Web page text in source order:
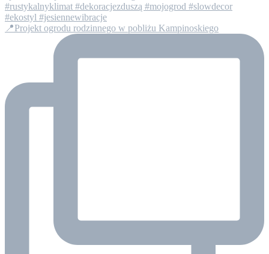
📍Projekt ogrodu rodzinnego w pobliżu Kampinoskiego